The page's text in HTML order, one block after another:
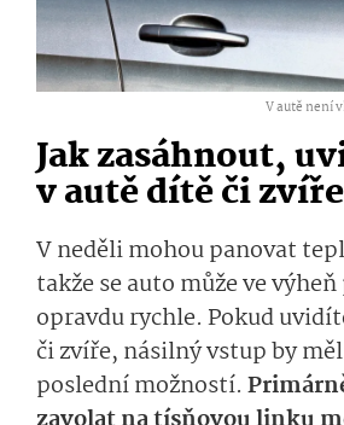
V autě není
Jak zasáhnout,
v autě dítě či
V neděli mohou panovat
takže se auto může ve
opravdu rychle. Pokud
či zvíře, násilný vstup by
poslední možností.